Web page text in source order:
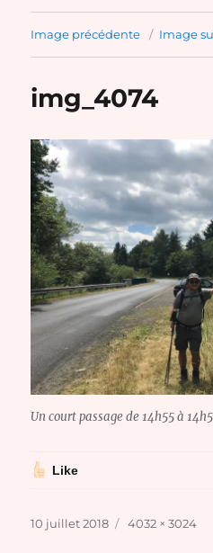
Image précédente Image
img_4074
Un court passage de 14h55 à
Like
Publié
10 juillet 2018
Taille
4032 × 3024